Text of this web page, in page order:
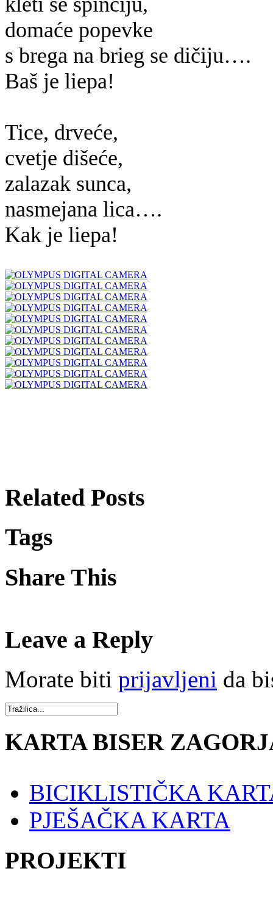
domaće popevke
s brega na brieg se dičiju….
Baš je liepa!
Tice, drveće,
cvetje dišeće,
zalazak sunca,
nasmejana lica….
Kak je liepa!
Related Posts
Tags
Share This
Leave a Reply
Morate biti prijavljeni da
KARTA BISER
BICIKLISTIČKA
PJEŠAČKA KARTA
PROJEKTI